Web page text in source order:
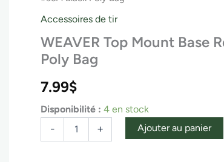
Accessoires de tir
WEAVER Top Mount Base
Poly Bag
7.99$
Disponibilité : 4 en stock
-
Top
Base
Remington
700
Black
Bag
+ Ajouter au panier